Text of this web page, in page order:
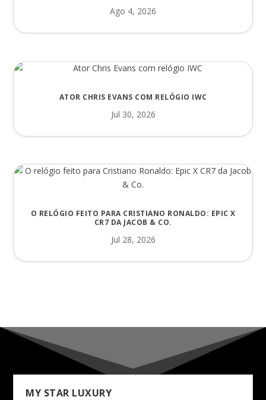
Ago 4, 2026
ATOR CHRIS EVANS COM RELÓGIO IWC
Jul 30, 2026
O RELÓGIO FEITO PARA CRISTIANO RONALDO: EPIC X
CR7 DA JACOB & CO.
Jul 28, 2026
MY STAR LUXURY